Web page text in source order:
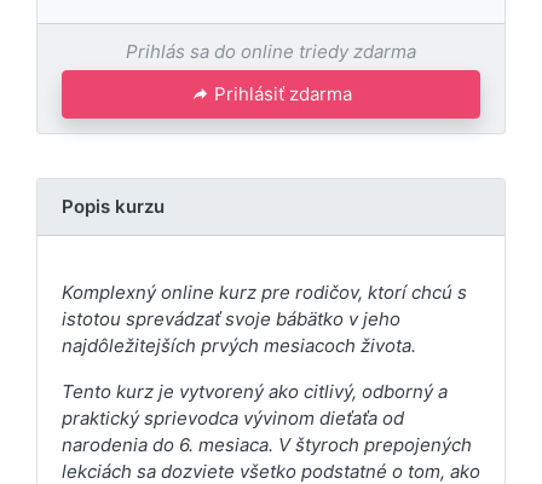
Prihlás sa do online triedy zdarma
Prihlásiť zdarma
Popis kurzu
Komplexný online kurz pre rodičov, ktorí chcú s
istotou sprevádzať svoje bábätko v jeho
najdôležitejších prvých mesiacoch života.
Tento kurz je vytvorený ako citlivý, odborný a
praktický sprievodca vývinom dieťaťa od
narodenia do 6. mesiaca. V štyroch prepojených
lekciách sa dozviete všetko podstatné o tom, ako